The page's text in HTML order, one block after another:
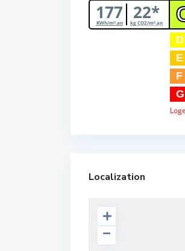
177
KWh/m².an 22*
kg CO2/m².an
D
E
F
G
Localization